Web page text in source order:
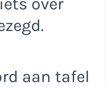
over
aan tafel